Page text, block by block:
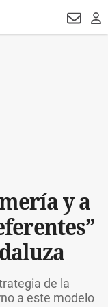
y a
de la
a este modelo